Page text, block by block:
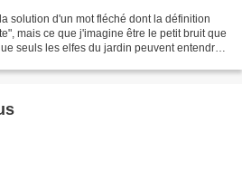
solution d'un mot fléché dont la définition
mais ce que j'imagine être le petit bruit que
seuls les elfes du jardin peuvent entendre.